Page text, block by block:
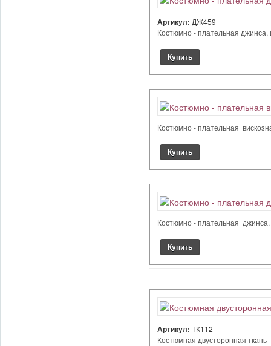
Артикул: ДЖ459
Костюмно - плательная джинса,
Костюмно - плательная
Костюмно - плательная джинса,
Артикул: ТК112
Костюмная двусторонная